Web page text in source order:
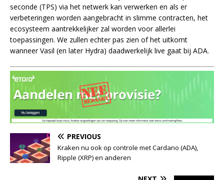
seconde (TPS) via het netwerk kan verwerken en als er
verbeteringen worden aangebracht in slimme contracten, het
ecosysteem aantrekkelijker zal worden voor allerlei
toepassingen. We zullen echter pas zien of het uitkomt
wanneer Vasil (en later Hydra) daadwerkelijk live gaat bij ADA.
PREVIOUS
Kraken nu ook op controle met Cardano (ADA),
Ripple (XRP) en anderen